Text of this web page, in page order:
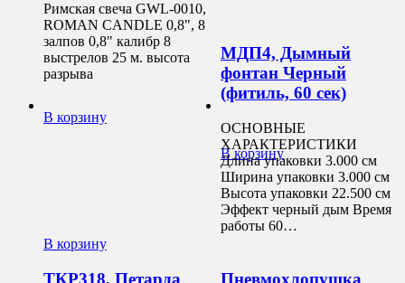
В корзину
В корзину
Римская свеча GWL-0010,
ROMAN CANDLE 0,8", 8
залпов 0,8" калибр 8
выстрелов 25 м. высота
разрыва
В корзину
МДП4, Дымный
фонтан Черный
(фитиль, 60 сек)
ОСНОВНЫЕ
ХАРАКТЕРИСТИКИ
Длина упаковки 3.000 см
Ширина упаковки 3.000 см
Высота упаковки 22.500 см
Эффект черный дым Время
работы 60…